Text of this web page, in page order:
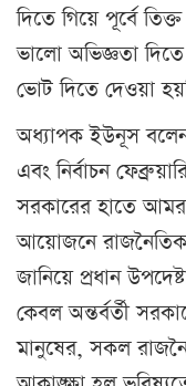
দিতে গিয়ে পূর্বে
ভালো অভিজ্ঞতা
ভোট দিতে দেওয়া
অধ্যাপক ইউনূস বলেন,
এবং নির্বাচন
সরকারের হাতে আমরা
আয়োজনে
জানিয়ে প্রধান
কেবল অন্তর্বর্তী
মানুষের, সকল